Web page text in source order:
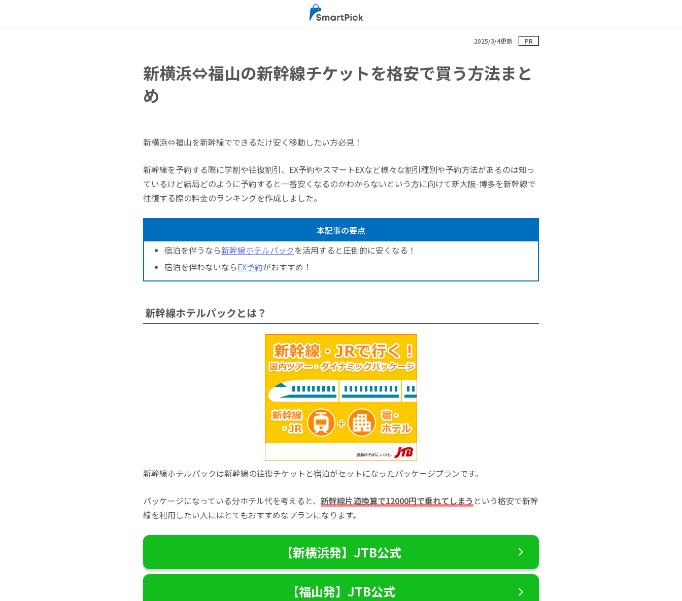
2025/3/4更新 PR
新横浜⇔福山の新幹線チケットを格安で買う方法まと
め
新横浜⇔福山を新幹線でできるだけ安く移動したい方必見！
新幹線を予約する際に学割や往復割引、EX予約やスマートEXなど様々な割引種別や予約方法があるのは知っ
ているけど結局どのように予約すると一番安くなるのかわからないという方に向けて新大阪-博多を新幹線で
往復する際の料金のランキングを作成しました。
本記事の要点
宿泊を伴うなら新幹線ホテルパックを活用すると圧倒的に安くなる！
宿泊を伴わないならEX予約がおすすめ！
新幹線ホテルパックとは？
新幹線ホテルパックは新幹線の往復チケットと宿泊がセットになったパッケージプランです。
パッケージになっている分ホテル代を考えると、 新幹線片道換算で12000円で乗れてしまう という格安で新幹
線を利用したい人にはとてもおすすめなプランになります。
【新横浜発】JTB公式
【福山発】JTB公式